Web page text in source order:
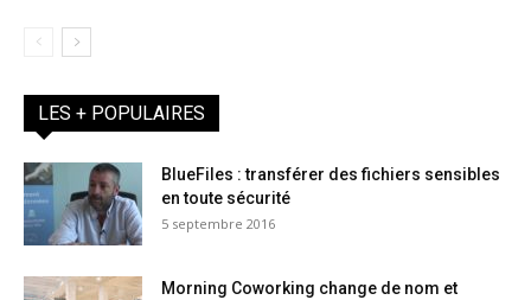
LES + POPULAIRES
BlueFiles : transférer des fichiers sensibles
en toute sécurité
5 septembre 2016
Morning Coworking change de nom et